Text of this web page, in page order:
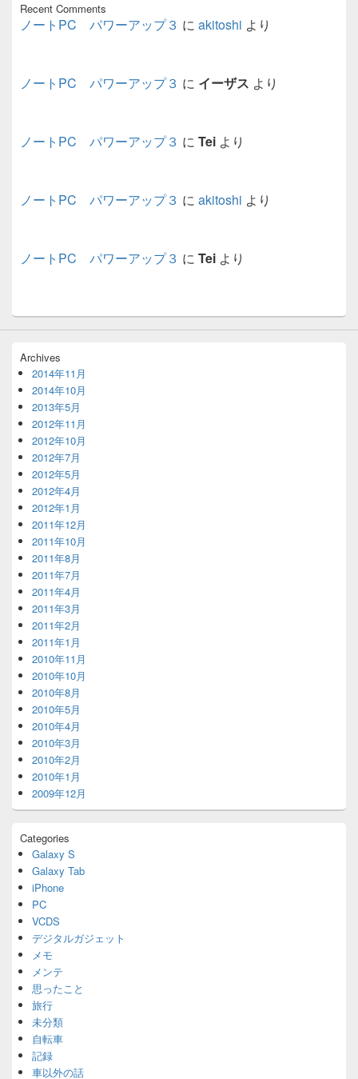
Recent Comments
ノートPC パワーアップ３ に akitoshi より
ノートPC パワーアップ３ に イーザス より
ノートPC パワーアップ３ に Tei より
ノートPC パワーアップ３ に akitoshi より
ノートPC パワーアップ３ に Tei より
Archives
2014年11月
2014年10月
2013年5月
2012年11月
2012年10月
2012年7月
2012年5月
2012年4月
2012年1月
2011年12月
2011年10月
2011年8月
2011年7月
2011年4月
2011年3月
2011年2月
2011年1月
2010年11月
2010年10月
2010年8月
2010年5月
2010年4月
2010年3月
2010年2月
2010年1月
2009年12月
Categories
Galaxy S
Galaxy Tab
iPhone
PC
VCDS
デジタルガジェット
メモ
メンテ
思ったこと
旅行
未分類
自転車
記録
車以外の話